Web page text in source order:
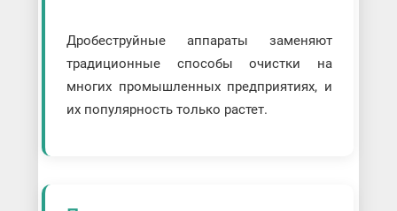
Дробеструйные аппараты заменяют
традиционные способы очистки на
многих промышленных предприятиях, и
их популярность только растет.